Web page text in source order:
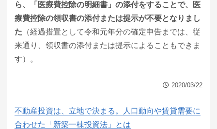
ら、「医療費控除の明細書」の添付をすることで、医
療費控除の領収書の添付または提示が不要となりまし
た （経過措置として令和元年分の確定申告までは、従
来通り、領収書の添付または提示によることもできま
す）。
2020/03/22
不動産投資は、立地で決まる。人口動向や賃貸需要に
合わせた「新築一棟投資法」とは